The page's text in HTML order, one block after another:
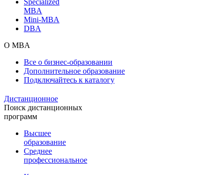
MBA
Mini-MBA
DBA
О MBA
Все о бизнес-образовании
Дополнительное образование
Подключайтесь к каталогу
Дистанционное
Поиск дистанционных
программ
Высшее
образование
Среднее
профессиональное